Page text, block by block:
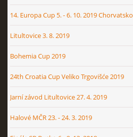
14. Europa Cup 5. - 6. 10. 2019 Chorvatsko
Litultovice 3. 8. 2019
Bohemia Cup 2019
24th Croatia Cup Veliko Trgovišće 2019
Jarní závod Litultovice 27. 4. 2019
Halové MČR 23. - 24. 3. 2019